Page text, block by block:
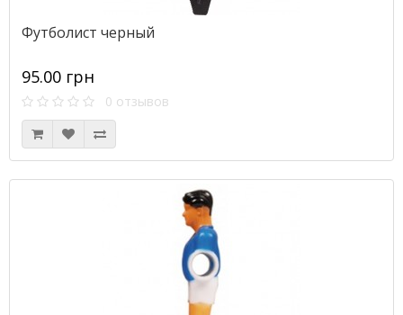
Футболист черный
95.00 грн
0 отзывов